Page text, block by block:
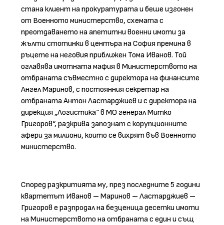
стана клиент на прокуратурата и беше изгонен
от Военното министерство, схемата с
преотдаването на апетитни военни имоти за
жълти стотинки в центъра на София премина в
ръцете на неговия приближен Тома Иванов. Той
оглавява имотната мафия в Министерството на
отбраната съвместно с директора на финансите
Ангел Маринов, с постоянния секретар на
отбраната Антон Ластарджиев и с директора на
дирекция „Логистика“ в МО генерал Митко
Григоров“, разкрива запознат с корупционните
афери за милиони, които се вихрят във Военното
министерство.
Според разкритията му, през последните 5 години
квартетът Иванов – Маринов – Ластарджиев –
Григоров е разпродал на безценица десетки имоти
на Министерството на отбраната с един и същ